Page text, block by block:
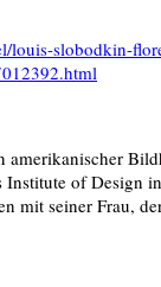
louis-slobodkin-
of Design
mit seiner Frau,